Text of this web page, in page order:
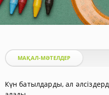
МАҚАЛ-МӘТЕЛДЕР
Күн батылдарды, ал